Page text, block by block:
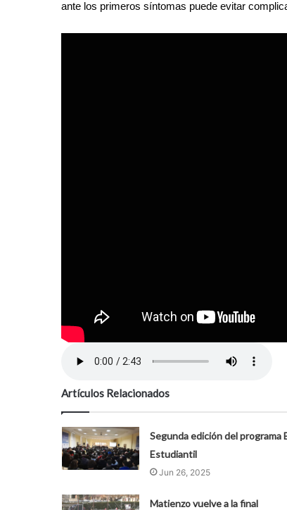
ante los primeros síntomas puede evitar
Artículos Relacionados
Segunda edición del programa
Estudiantil
Jun 26, 2025
Matienzo vuelve a la final